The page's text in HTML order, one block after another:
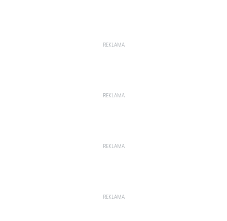
REKLAMA
REKLAMA
REKLAMA
REKLAMA